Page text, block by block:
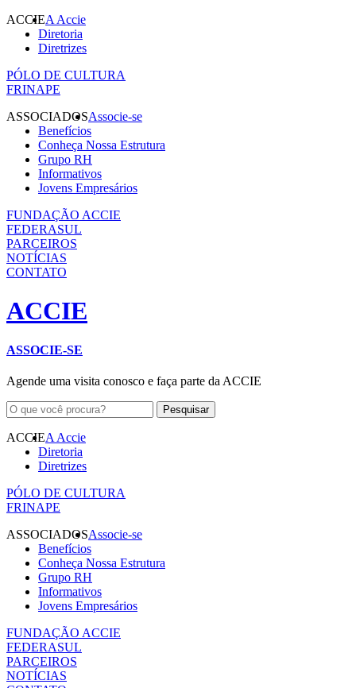
ACCIEA Accie
Diretoria
Diretrizes
PÓLO DE CULTURA
FRINAPE
ASSOCIADOSAssocie-se
Benefícios
Conheça Nossa Estrutura
Grupo RH
Informativos
Jovens Empresários
FUNDAÇÃO ACCIE
FEDERASUL
PARCEIROS
NOTÍCIAS
CONTATO
ACCIE
ASSOCIE-SE
Agende uma visita conosco e faça parte da ACCIE
ACCIEA Accie
Diretoria
Diretrizes
PÓLO DE CULTURA
FRINAPE
ASSOCIADOSAssocie-se
Benefícios
Conheça Nossa Estrutura
Grupo RH
Informativos
Jovens Empresários
FUNDAÇÃO ACCIE
FEDERASUL
PARCEIROS
NOTÍCIAS